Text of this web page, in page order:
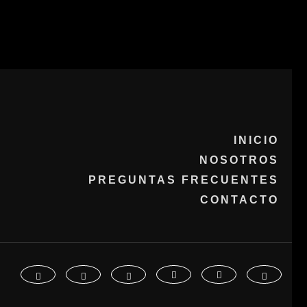
INICIO
NOSOTROS
PREGUNTAS FRECUENTES
CONTACTO